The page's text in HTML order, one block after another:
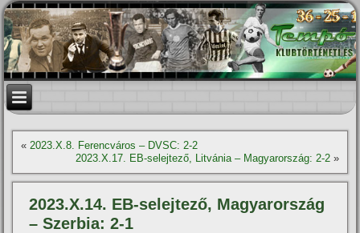
«2023.X.8. Ferencváros – DVSC: 2-2
2023.X.17. EB-selejtező, Litvánia – Magyarország: 2-2»
2023.X.14. EB-selejtező, Magyarország
– Szerbia: 2-1